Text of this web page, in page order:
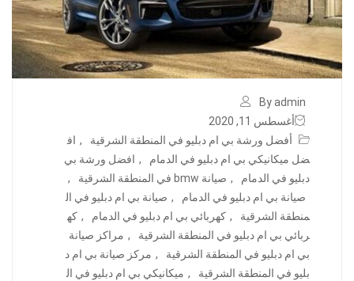
By admin
أغسطس 11, 2020
أفضل ورشة بي ام دبليو في المنطقة الشرقية
, اف
ضل ميكانيكي بي ام دبليو في الدمام
, افضل ورشة بي
دبليو في الدمام
, صيانة bmw في المنطقة الشرقية
,
صيانة بي ام دبليو في الدمام
, صيانة بي ام دبليو في ال
منطقة الشرقية
, كهربائي بي ام دبليو في الدمام , كه
ربائي بي ام دبليو في المنطقة الشرقية
, مراكز صيانة
بي ام دبليو في المنطقة الشرقية
, مركز صيانة بي ام د
بليو في المنطقة الشرقية
, ميكانيكي بي ام دبليو في ال